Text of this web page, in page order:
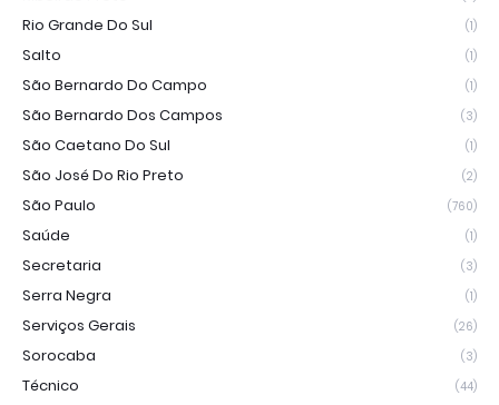
Rio Grande Do Sul (1)
Salto (1)
São Bernardo Do Campo (1)
São Bernardo Dos Campos (3)
São Caetano Do Sul (1)
São José Do Rio Preto (2)
São Paulo (760)
Saúde (1)
Secretaria (3)
Serra Negra (1)
Serviços Gerais (26)
Sorocaba (3)
Técnico (44)